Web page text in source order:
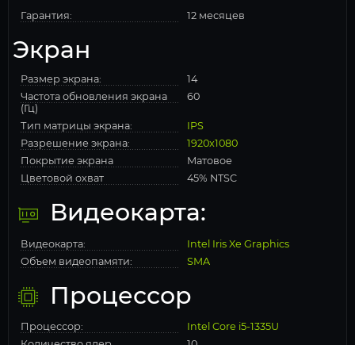
Гарантия: 12 месяцев
Экран
Размер экрана:
14
Частота обновления экрана
(Гц)
60
Тип матрицы экрана:
IPS
Разрешение экрана:
1920x1080
Покрытие экрана
Матовое
Цветовой охват
45% NTSC
Видеокарта:
Видеокарта:
Intel Iris Xe Graphics
Объем видеопамяти:
SMA
Процессор
Процессор:
Intel Core i5-1335U